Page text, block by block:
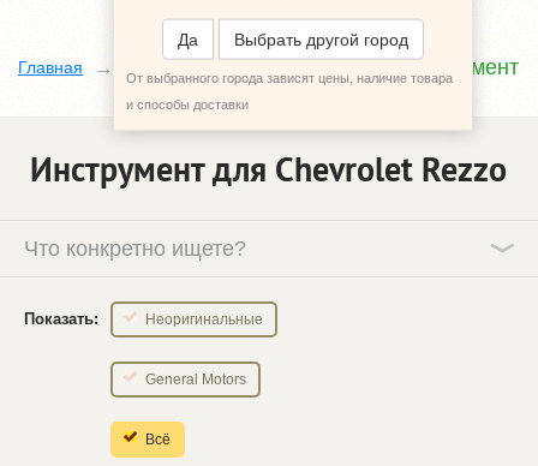
Да Выбрать другой город
От выбранного города зависят цены, наличие товара
и способы доставки
Главная Инструмент
Инструмент для Chevrolet Rezzo
Что конкретно ищете?
Показать: Неоригинальные
General Motors
Всё